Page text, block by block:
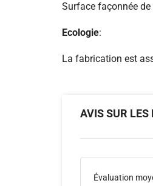
Surface façonnée
Ecologie:
La fabrication est
AVIS SUR LES
Évaluation